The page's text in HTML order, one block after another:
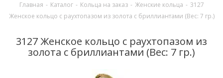
Главная - Каталог - Кольца на заказ - Женские кольца - 3127
Женское кольцо с раухтопазом из золота с бриллиантами (Вес: 7 гр.)
3127 Женское кольцо с раухтопазом из
золота с бриллиантами (Вес: 7 гр.)